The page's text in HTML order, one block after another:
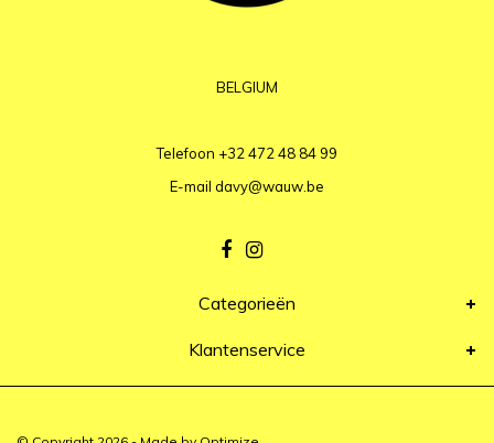
BELGIUM
Telefoon +32 472 48 84 99
E-mail davy@wauw.be
Categorieën
Klantenservice